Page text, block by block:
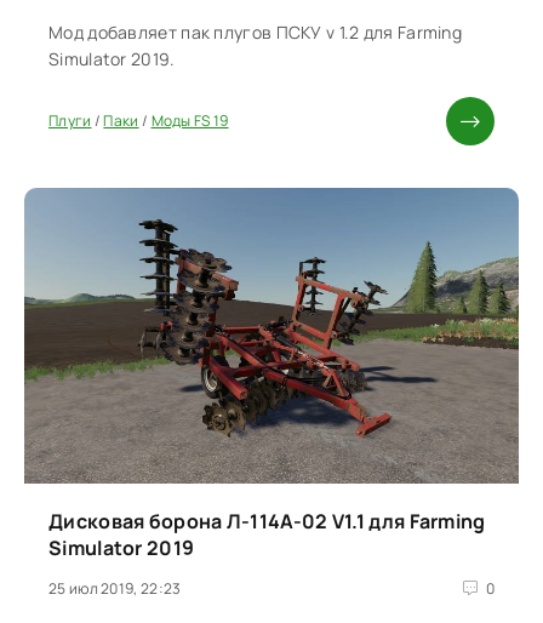
Мод добавляет пак плугов ПСКУ v 1.2 для Farming
Simulator 2019.
Плуги /Паки / Моды FS 19
Дисковая борона Л-114A-02 V1.1 для Farming
Simulator 2019
25 июл 2019, 22:23 0